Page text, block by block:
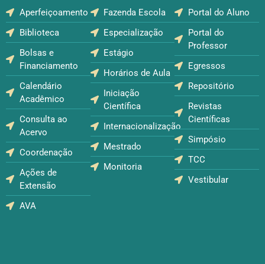
Aperfeiçoamento
Biblioteca
Bolsas e
Financiamento
Calendário
Acadêmico
Consulta ao
Acervo
Coordenação
Ações de
Extensão
AVA
Fazenda Escola
Especialização
Estágio
Horários de Aula
Iniciação
Científica
Internacionalização
Mestrado
Monitoria
Portal do Aluno
Portal do
Professor
Egressos
Repositório
Revistas
Científicas
Simpósio
TCC
Vestibular